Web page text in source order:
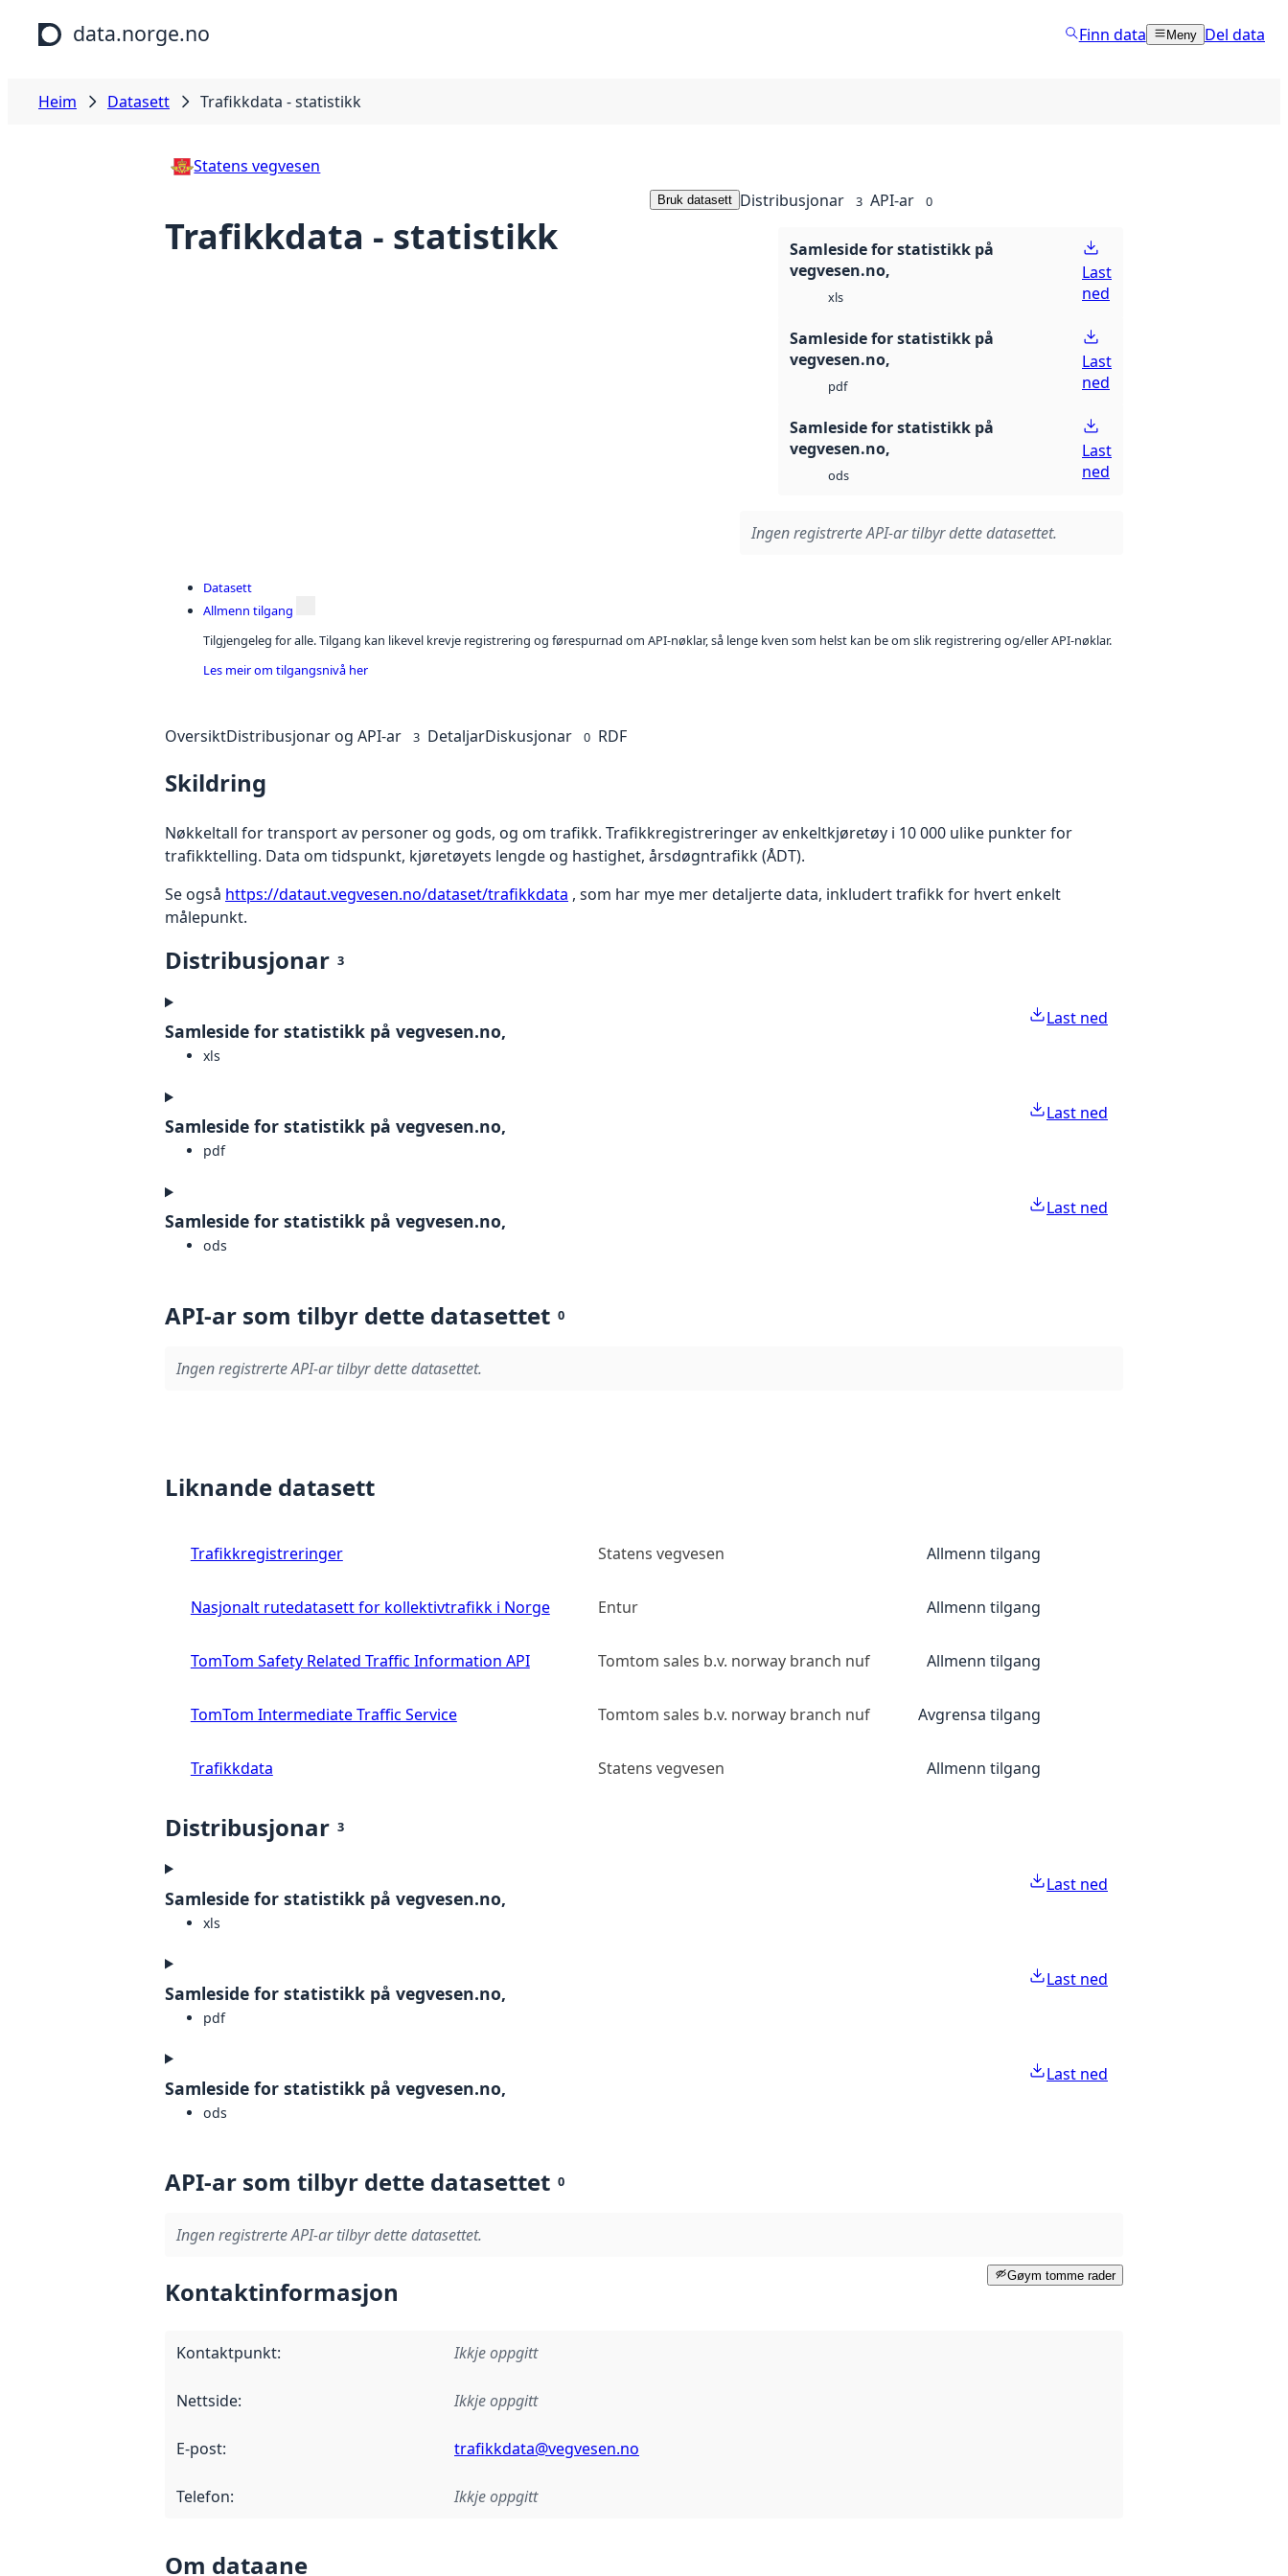
Hopp til hovudinnhald
data.norge.no Finn data Meny Del data
Heim Datasett Trafikkdata - statistikk
Statens vegvesen
Trafikkdata - statistikk
Bruk datasett Distribusjonar 3 API-ar 0
Samleside for statistikk på
vegvesen.no,
xls
Last
ned
Samleside for statistikk på
vegvesen.no,
pdf
Last
ned
Samleside for statistikk på
vegvesen.no,
ods
Last
ned
Ingen registrerte API-ar tilbyr dette datasettet.
Datasett
Allmenn tilgang
Tilgjengeleg for alle. Tilgang kan likevel krevje registrering og førespurnad om API-nøklar, så lenge kven som helst kan be om slik registrering og/eller API-nøklar.
Les meir om tilgangsnivå her
OversiktDistribusjonar og API-ar 3 DetaljarDiskusjonar 0 RDF
Skildring
Nøkkeltall for transport av personer og gods, og om trafikk. Trafikkregistreringer av enkeltkjøretøy i 10 000 ulike punkter for
trafikktelling. Data om tidspunkt, kjøretøyets lengde og hastighet, årsdøgntrafikk (ÅDT).
Se også https://dataut.vegvesen.no/dataset/trafikkdata , som har mye mer detaljerte data, inkludert trafikk for hvert enkelt
målepunkt.
Distribusjonar 3
Samleside for statistikk på vegvesen.no,
xls
Last ned
Samleside for statistikk på vegvesen.no,
pdf
Last ned
Samleside for statistikk på vegvesen.no,
ods
Last ned
API-ar som tilbyr dette datasettet 0
Ingen registrerte API-ar tilbyr dette datasettet.
Liknande datasett
Trafikkregistreringer Statens vegvesen Allmenn tilgang
Nasjonalt rutedatasett for kollektivtrafikk i Norge Entur Allmenn tilgang
TomTom Safety Related Traffic Information API Tomtom sales b.v. norway branch nuf Allmenn tilgang
TomTom Intermediate Traffic Service Tomtom sales b.v. norway branch nuf Avgrensa tilgang
Trafikkdata Statens vegvesen Allmenn tilgang
Distribusjonar 3
Samleside for statistikk på vegvesen.no,
xls
Last ned
Samleside for statistikk på vegvesen.no,
pdf
Last ned
Samleside for statistikk på vegvesen.no,
ods
Last ned
API-ar som tilbyr dette datasettet 0
Ingen registrerte API-ar tilbyr dette datasettet.
Gøym tomme rader
Kontaktinformasjon
Kontaktpunkt: Ikkje oppgitt
Nettside: Ikkje oppgitt
E-post: trafikkdata@vegvesen.no
Telefon: Ikkje oppgitt
Om dataane